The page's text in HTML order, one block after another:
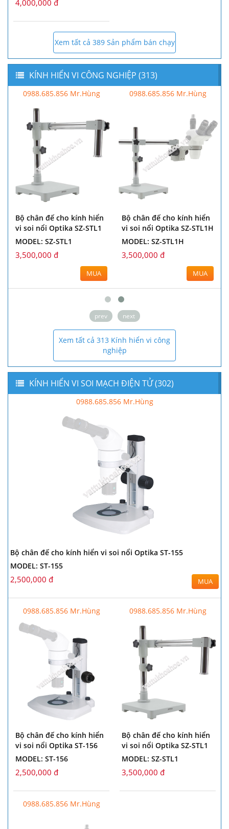
4,000,000 đ
Xem tất cả 389 Sản phẩm bán chạy
KÍNH HIỂN VI CÔNG NGHIỆP (313)
0988.685.856 Mr.Hùng
Bộ chân đế cho kính hiển
vi soi nổi Optika SZ-STL1
MODEL: SZ-STL1
3,500,000 đ
MUA
0988.685.856 Mr.Hùng
Bộ chân đế cho kính hiển
vi soi nổi Optika SZ-STL1H
MODEL: SZ-STL1H
3,500,000 đ
MUA
prev next
Xem tất cả 313 Kính hiển vi công
nghiệp
KÍNH HIỂN VI SOI MẠCH ĐIỆN TỬ (302)
0988.685.856 Mr.Hùng
Bộ chân đế cho kính hiển vi soi nổi Optika ST-155
MODEL: ST-155
2,500,000 đ MUA
0988.685.856 Mr.Hùng
Bộ chân đế cho kính hiển
vi soi nổi Optika ST-156
MODEL: ST-156
2,500,000 đ
0988.685.856 Mr.Hùng
Bộ chân đế cho kính hiển
vi soi nổi Optika SZ-STL1
MODEL: SZ-STL1
3,500,000 đ
0988.685.856 Mr.Hùng